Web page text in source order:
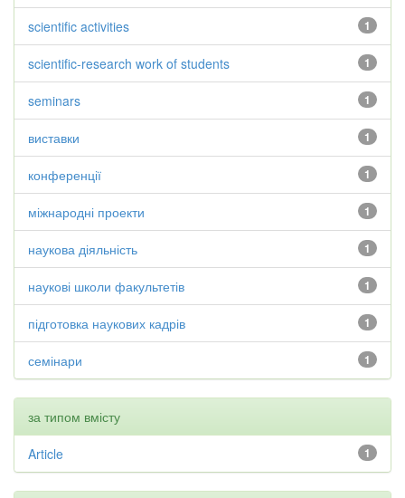
1
scientific activities
1
scientific-research work of students
1
seminars
1
виставки
1
конференції
1
міжнародні проекти
1
наукова діяльність
1
наукові школи факультетів
1
підготовка наукових кадрів
1
семінари
за типом вмісту
1
Article